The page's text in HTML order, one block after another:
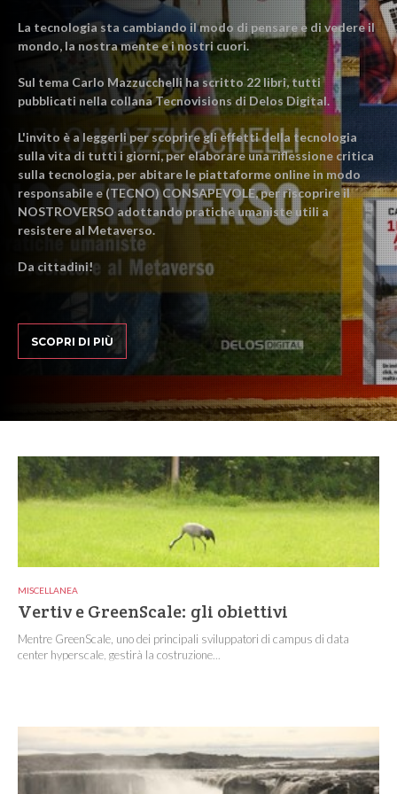
La tecnologia sta cambiando il modo di pensare e di vedere il
mondo, la nostra mente e i nostri cuori.
Sul tema Carlo Mazzucchelli ha scritto 22 libri, tutti
pubblicati nella collana Tecnovisions di Delos Digital.
L'invito è a leggerli per scoprire gli effetti della tecnologia
sulla vita di tutti i giorni, per elaborare una riflessione critica
sulla tecnologia, per abitare le piattaforme online in modo
responsabile e (TECNO) CONSAPEVOLE, per riscoprire il
NOSTROVERSO adottando pratiche umaniste utili a
resistere al Metaverso.
Da cittadini!
SCOPRI DI PIÙ
MISCELLANEA
Vertiv e GreenScale: gli obiettivi
Mentre GreenScale, uno dei principali sviluppatori di campus di data
center hyperscale, gestirà la costruzione...